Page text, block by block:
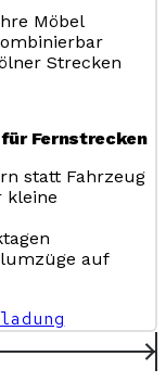
Möbel
Strecken
Fernstrecken
statt Fahrzeug
kleine
auf